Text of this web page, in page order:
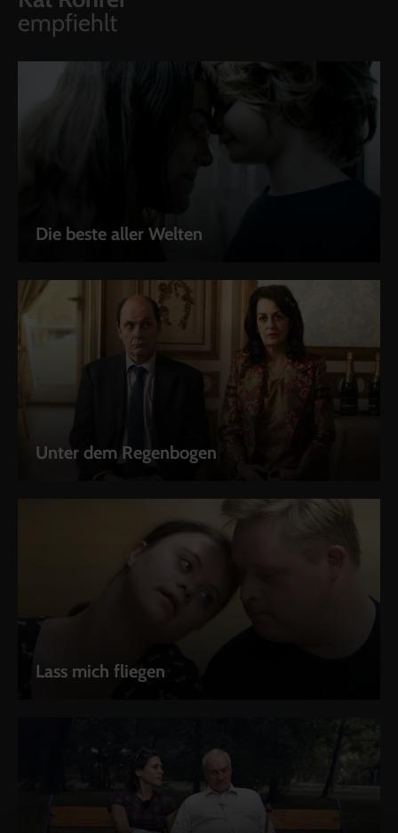
empfiehlt
Die beste aller Welten
Unter dem Regenbogen
Lass mich fliegen